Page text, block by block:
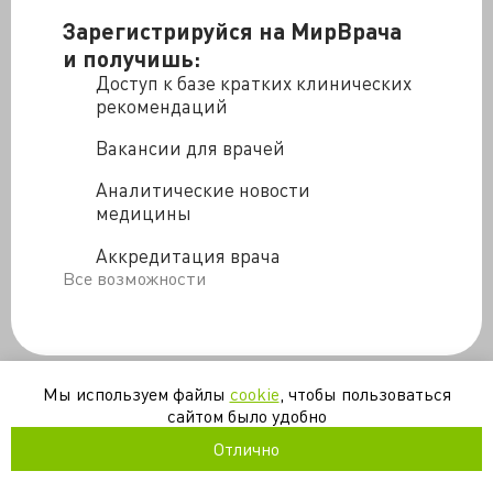
Зарегистрируйся на МирВрача
и получишь:
Доступ к базе кратких клинических
рекомендаций
Вакансии для врачей
Аналитические новости
медицины
Аккредитация врача
Все возможности
Мы используем файлы cookie , чтобы пользоваться
сайтом было удобно
Отлично